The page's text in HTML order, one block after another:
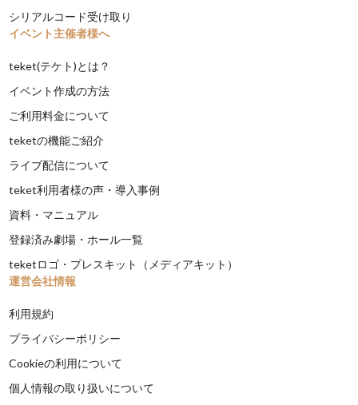
シリアルコード受け取り
イベント主催者様へ
teket(テケト)とは？
イベント作成の方法
ご利用料金について
teketの機能ご紹介
ライブ配信について
teket利用者様の声・導入事例
資料・マニュアル
登録済み劇場・ホール一覧
teketロゴ・プレスキット（メディアキット）
運営会社情報
利用規約
プライバシーポリシー
Cookieの利用について
個人情報の取り扱いについて